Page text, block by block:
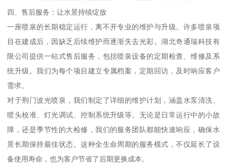
四、售后服务：让水景持续绽放
一座喷泉的长期稳定运行，离不开专业的维护与升级。许多喷泉项
目在建成后，因缺乏后续维护而逐渐失去光彩。湖北奇通瑞科技有
限公司提供一站式售后服务，包括喷泉设备的定期检查、维修及系
统升级。我们为每个项目建立专属档案，定期回访，及时响应客户
需求。
对于荆门波光喷泉，我们制定了详细的维护计划，涵盖水泵清洗、
喷头校准、灯光调试、控制系统升级等。无论是日常运行中的小故
障，还是季节性的大检修，我们的服务团队都能快速响应，确保水
景长期保持最佳状态。这种全生命周期的服务模式，不仅延长了设
备使用寿命，也为客户节省了后期更换成本。